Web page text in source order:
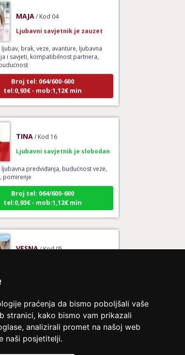
praćenja da bismo poboljšali vaše
stranici, kako bismo vam prikazali
analizirali promet na našoj web
naši posjetitelji.
ljubav, brak, veze, avanture, ljubavna
i savjeti, kompatibilnost partnera,
Broj tel: 064/600-600
tel:0,93€ - mob:1,12€ min
ljubavna predviđanja, budućnost veze,
pomirenje
Broj tel: 064/600-600
tel:0,93€ - mob:1,12€ min
tel:0,93€ - mob:1,12€ min
STOJA / Kod 31